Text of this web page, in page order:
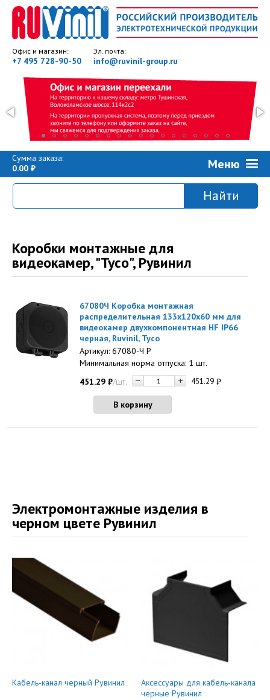
Офис и магазин:
+7 495 728-90-50
Эл. почта:
info@ruvinil-group.ru
Сумма заказа:
0.00
Меню
Коробки монтажные для
видеокамер, "Тусо", Рувинил
67080Ч Коробка монтажная
распределительная 133х120х60 мм для
видеокамер двухкомпонентная HF IP66
черная, Ruvinil, Тусо
Артикул: 67080-Ч Р
Минимальная норма отпуска: 1 шт.
451.29 ₽/шт. 451.29 ₽
В корзину
Электромонтажные изделия в
черном цвете Рувинил
Кабель-канал черный Рувинил
Аксессуары для кабель-канала
черные Рувинил